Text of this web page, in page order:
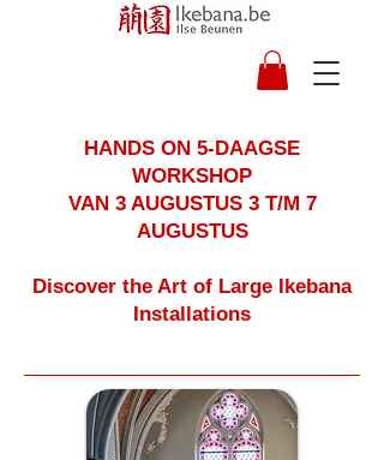
HANDS ON 5-DAAGSE
WORKSHOP
VAN 3 AUGUSTUS 3 T/M 7
AUGUSTUS
Discover the Art of Large Ikebana
Installations